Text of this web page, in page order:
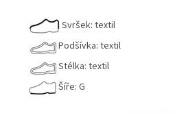
Svršek: textil
Podšívka: textil
Stélka: textil
Šíře: G